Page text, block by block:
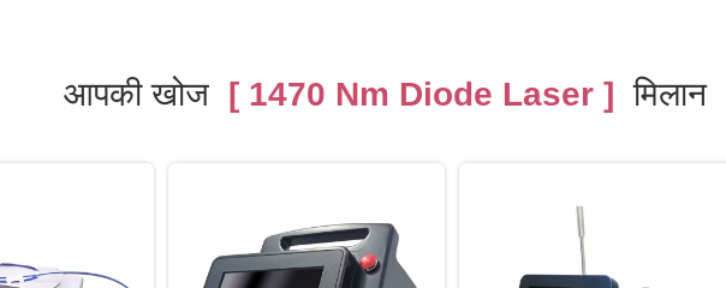
आपकी खोज[ 1470 Nm Diode Laser ] मिलान